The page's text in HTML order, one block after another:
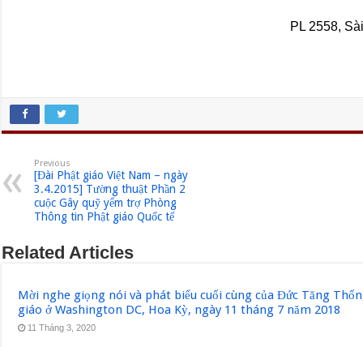
PL 2558,
Previous
[Đài Phật giáo Việt Nam – ngày
3.4.2015] Tường thuật Phần 2
cuộc Gây quỹ yểm trợ Phòng
Thông tin Phật giáo Quốc tế
Related Articles
Mời nghe giọng nói và phát biểu cuối cùng của Đức Tăng
giáo ở Washington DC, Hoa Kỳ, ngày 11 tháng 7 năm 2018
11 Tháng 3, 2020